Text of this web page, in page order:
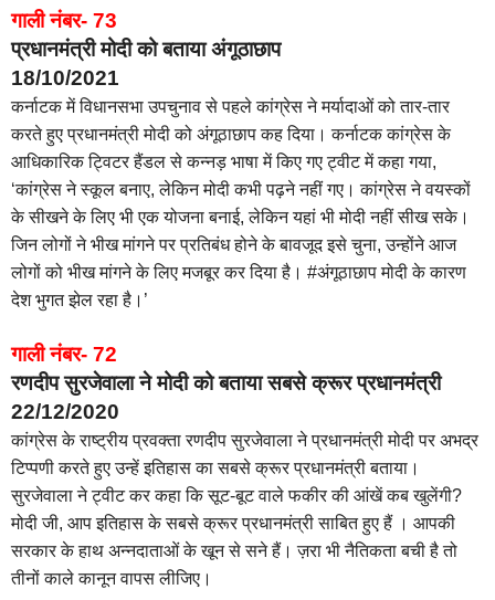
गाली नंबर- 73
प्रधानमंत्री मोदी को बताया अंगूठाछाप
18/10/2021
कर्नाटक में विधानसभा उपचुनाव से पहले कांग्रेस ने मर्यादाओं को तार-तार
करते हुए प्रधानमंत्री मोदी को अंगूठाछाप कह दिया। कर्नाटक कांग्रेस के
आधिकारिक ट्विटर हैंडल से कन्‍नड़ भाषा में किए गए ट्वीट में कहा गया,
‘कांग्रेस ने स्‍कूल बनाए, लेकिन मोदी कभी पढ़ने नहीं गए। कांग्रेस ने वयस्‍कों
के सीखने के लिए भी एक योजना बनाई, लेकिन यहां भी मोदी नहीं सीख सके।
जिन लोगों ने भीख मांगने पर प्रतिबंध होने के बावजूद इसे चुना, उन्होंने आज
लोगों को भीख मांगने के लिए मजबूर कर दिया है। #अंगूठाछाप मोदी के कारण
देश भुगत झेल रहा है।’
गाली नंबर- 72
रणदीप सुरजेवाला ने मोदी को बताया सबसे क्रूर प्रधानमंत्री
22/12/2020
कांग्रेस के राष्ट्रीय प्रवक्ता रणदीप सुरजेवाला ने प्रधानमंत्री मोदी पर अभद्र
टिप्पणी करते हुए उन्हें इतिहास का सबसे क्रूर प्रधानमंत्री बताया।
सुरजेवाला ने ट्वीट कर कहा कि सूट-बूट वाले फकीर की आंखें कब खुलेंगी?
मोदी जी, आप इतिहास के सबसे क्रूर प्रधानमंत्री साबित हुए हैं । आपकी
सरकार के हाथ अन्नदाताओं के खून से सने हैं। ज़रा भी नैतिकता बची है तो
तीनों काले कानून वापस लीजिए।